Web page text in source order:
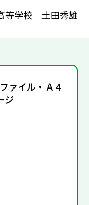
等学校 土田秀雄
ァイル・Ａ４
ジ